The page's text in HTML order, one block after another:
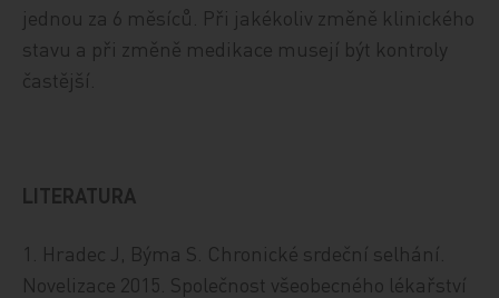
jednou za 6 měsíců. Při jakékoliv změně klinického
stavu a při změně medikace musejí být kontroly
častější.
LITERATURA
1. Hradec J, Býma S. Chronické srdeční selhání.
Novelizace 2015. Společnost všeobecného lékařství